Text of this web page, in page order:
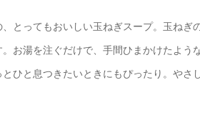
とってもおいしい玉ねぎスープ。玉ねぎ
。お湯を注ぐだけで、手間ひまかけたよう
ひと息つきたいときにもぴったり。やさ